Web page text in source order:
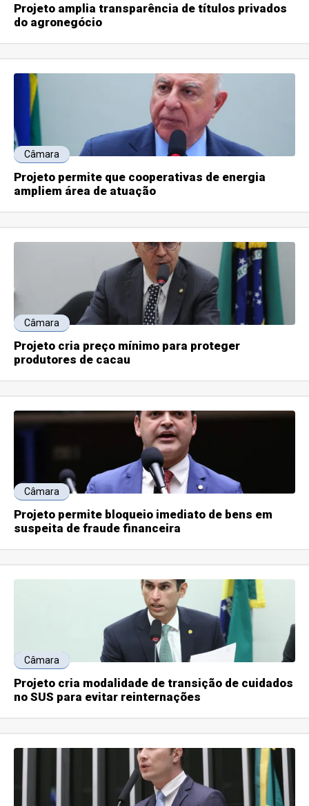
Projeto amplia transparência de títulos privados
do agronegócio
Câmara
Projeto permite que cooperativas de energia
ampliem área de atuação
Câmara
Projeto cria preço mínimo para proteger
produtores de cacau
Câmara
Projeto permite bloqueio imediato de bens em
suspeita de fraude financeira
Câmara
Projeto cria modalidade de transição de cuidados
no SUS para evitar reinternações